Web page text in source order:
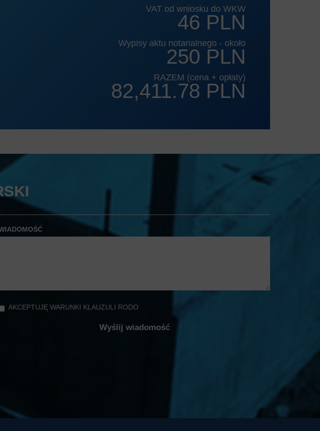
VAT od wniosku do WKW
46 PLN
Wypisy aktu notarialnego - około
250 PLN
RAZEM (cena + opłaty)
82,411.78 PLN
AKCEPTUJĘ WARUNKI KLAUZULI RODO